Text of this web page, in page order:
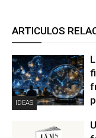
ARTICULOS
IDEAS